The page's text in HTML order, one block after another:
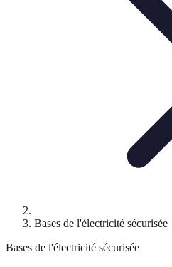
Bases de l'électricité sécurisée
Bases de l'électricité sécurisée